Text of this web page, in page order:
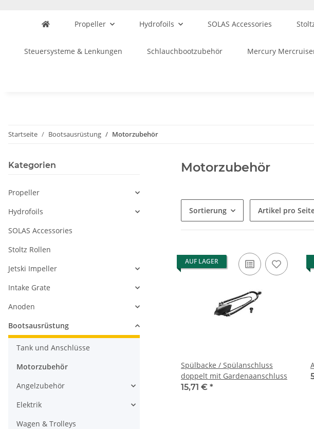
Propeller Hydrofoils SOLAS Accessories
Steuersysteme & Lenkungen Schlauchbootzubehör Mercury
Startseite Bootsausrüstung Motorzubehör
Motorzubehör
Sortierung Artikel pro
AUF LAGER
Spülbacke / Spülanschluss
doppelt mit Gardenaanschluss
15,71 € *
Kategorien
Propeller
Hydrofoils
SOLAS Accessories
Stoltz Rollen
Jetski Impeller
Intake Grate
Anoden
Bootsausrüstung
Tank und Anschlüsse
Motorzubehör
Angelzubehör
Elektrik
Wagen & Trolleys